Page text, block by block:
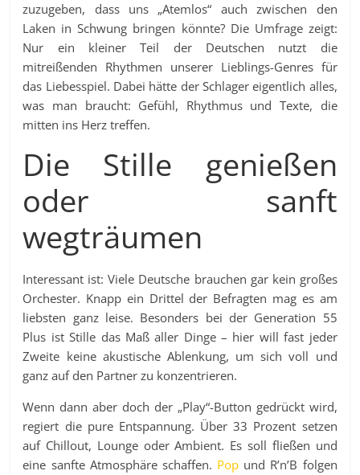
zuzugeben, dass uns „Atemlos“ auch zwischen den
Laken in Schwung bringen könnte? Die Umfrage zeigt:
Nur ein kleiner Teil der Deutschen nutzt die
mitreißenden Rhythmen unserer Lieblings-Genres für
das Liebesspiel. Dabei hätte der Schlager eigentlich alles,
was man braucht: Gefühl, Rhythmus und Texte, die
mitten ins Herz treffen.
Die Stille genießen
oder sanft
wegträumen
Interessant ist: Viele Deutsche brauchen gar kein großes
Orchester. Knapp ein Drittel der Befragten mag es am
liebsten ganz leise. Besonders bei der Generation 55
Plus ist Stille das Maß aller Dinge – hier will fast jeder
Zweite keine akustische Ablenkung, um sich voll und
ganz auf den Partner zu konzentrieren.
Wenn dann aber doch der „Play“-Button gedrückt wird,
regiert die pure Entspannung. Über 33 Prozent setzen
auf Chillout, Lounge oder Ambient. Es soll fließen und
eine sanfte Atmosphäre schaffen. Pop und R’n’B folgen